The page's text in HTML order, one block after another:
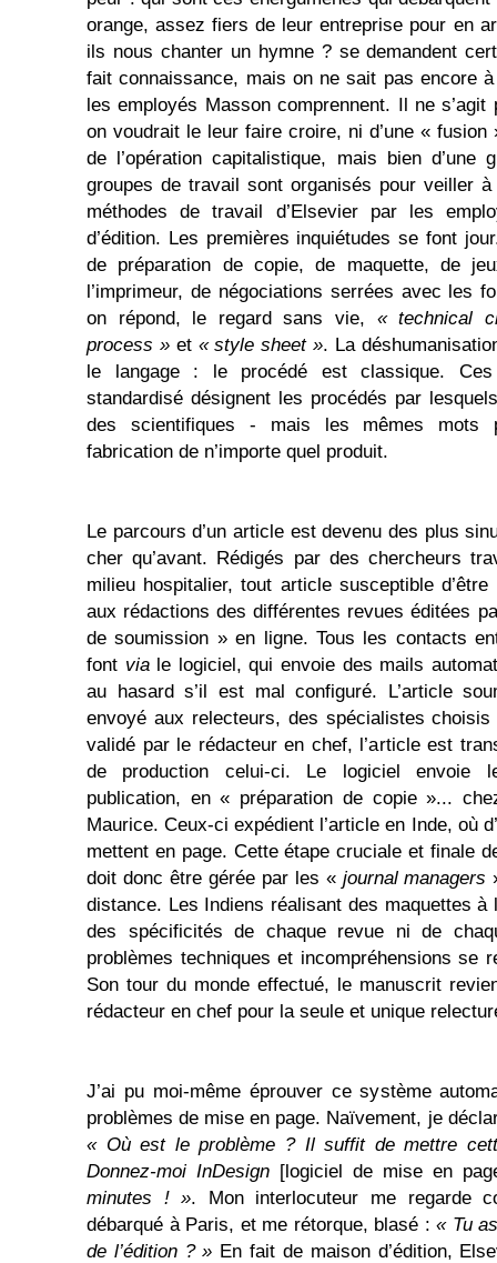
orange, assez fiers de leur entreprise pour en
ils nous chanter un hymne ? se demandent
fait connaissance, mais on ne sait pas encore
les employés Masson comprennent. Il ne s’agit
on voudrait le leur faire croire, ni d’une « fusion
de l’opération capitalistique, mais bien d’une
groupes de travail sont organisés pour veiller
méthodes de travail d’Elsevier par les
d’édition. Les premières inquiétudes se font
de préparation de copie, de maquette, de
l’imprimeur, de négociations serrées avec les
on répond, le regard sans vie, « technical
process »et « style sheet ». La
le langage : le procédé est classique. Ces
standardisé désignent les procédés par
des scientifiques - mais les mêmes mots
fabrication de n’importe quel produit.
Le parcours d’un article est devenu des plus
cher qu’avant. Rédigés par des chercheurs
milieu hospitalier, tout article susceptible d’être
aux rédactions des différentes revues éditées
de soumission » en ligne. Tous les contacts
font viale logiciel, qui envoie des mails
au hasard s’il est mal configuré. L’article
envoyé aux relecteurs, des spécialistes
validé par le rédacteur en chef, l’article est
de production celui-ci. Le logiciel envoie
publication, en « préparation de copie »...
Maurice. Ceux-ci expédient l’article en Inde, où
mettent en page. Cette étape cruciale et finale
doit donc être gérée par les « journal managers
distance. Les Indiens réalisant des maquettes
des spécificités de chaque revue ni de
problèmes techniques et incompréhensions se
Son tour du monde effectué, le manuscrit
rédacteur en chef pour la seule et unique
J’ai pu moi-même éprouver ce système
problèmes de mise en page. Naïvement, je
« Où est le problème ? Il suffit de mettre
Donnez-moi InDesign [logiciel de mise en
minutes ! ». Mon interlocuteur me regarde
débarqué à Paris, et me rétorque, blasé : « Tu
de l’édition ? » En fait de maison d’édition,